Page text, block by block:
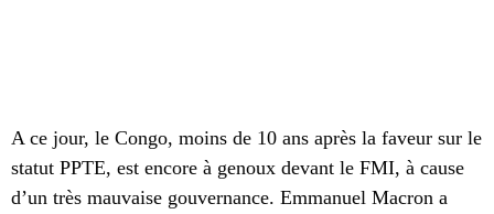
A ce jour, le Congo, moins de 10 ans après la faveur sur le
statut PPTE, est encore à genoux devant le FMI, à cause
d’un très mauvaise gouvernance. Emmanuel Macron a